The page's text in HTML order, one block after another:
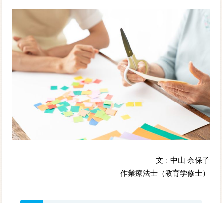
文：中山 奈保子
作業療法士（教育学修士）